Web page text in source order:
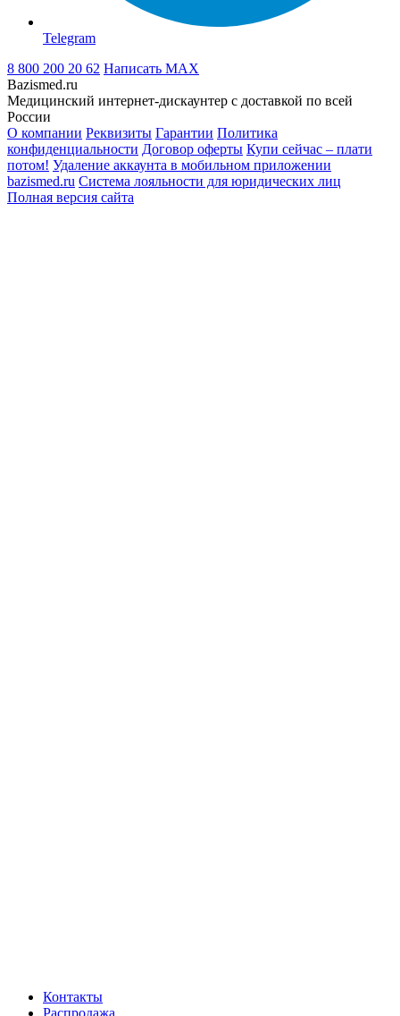
Telegram
8 800 200 20 62 Написать MAX
Bazismed.ru
Медицинский интернет-дискаунтер с доставкой по всей
России
О компании Реквизиты Гарантии Политика
конфиденциальности Договор оферты Купи сейчас – плати
потом! Удаление аккаунта в мобильном приложении
bazismed.ru Система лояльности для юридических лиц
Полная версия сайта
Контакты
Распродажа